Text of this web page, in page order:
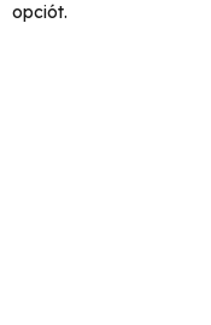
opciót.